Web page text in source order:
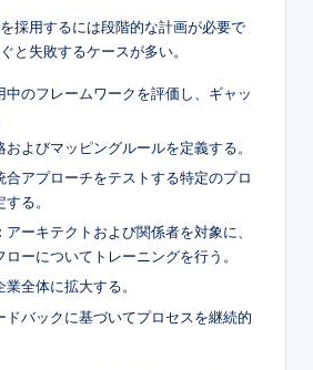
採用するには段階的な計画が必要で
と失敗するケースが多い。
中のフレームワークを評価し、ギャッ
およびマッピングルールを定義する。
合アプローチをテストする特定のプロ
る。
アーキテクトおよび関係者を対象に、
ーについてトレーニングを行う。
業全体に拡大する。
ドバックに基づいてプロセスを継続的